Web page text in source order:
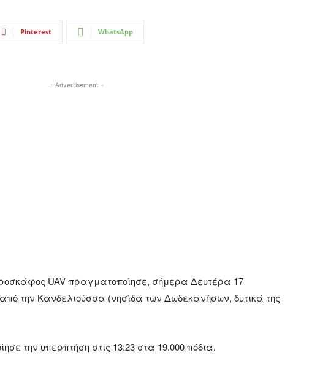
Pinterest WhatsApp
- Advertisement -
UAV πραγματοποίησε, σήμερα Δευτέρα 17
την Κανδελιούσσα (νησίδα των Δωδεκανήσων, δυτικά της
την υπερπτήση στις 13:23 στα 19.000 πόδια.